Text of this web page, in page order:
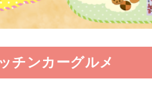
チンカーグルメ